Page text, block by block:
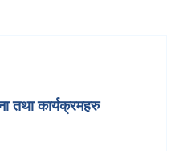
तथा कार्यक्रमहरु